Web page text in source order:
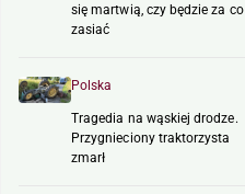
się martwią, czy będzie za co
zasiać
Polska
Tragedia na wąskiej drodze.
Przygnieciony traktorzysta
zmarł